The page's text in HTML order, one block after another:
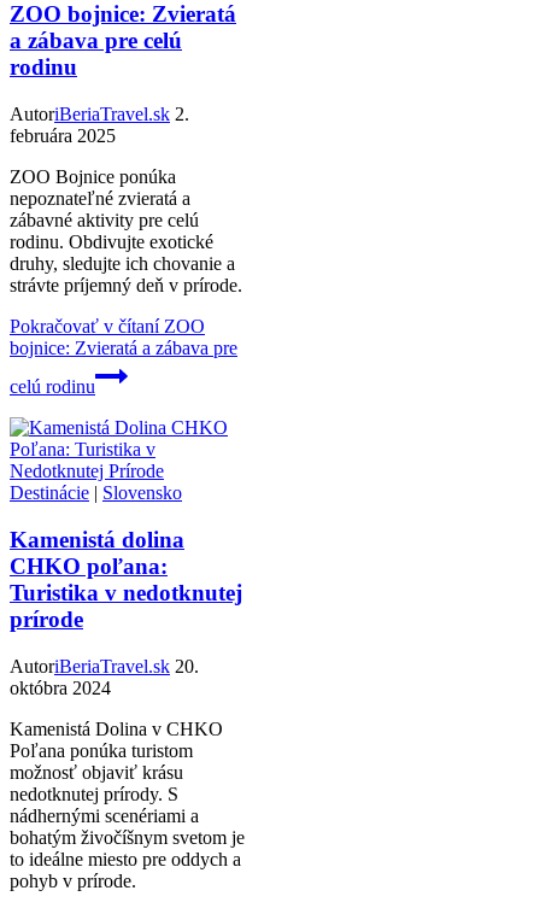
ZOO bojnice: Zvieratá
a zábava pre celú
rodinu
AutoriBeriaTravel.sk 2.
februára 2025
ZOO Bojnice ponúka
nepoznateľné zvieratá a
zábavné aktivity pre celú
rodinu. Obdivujte exotické
druhy, sledujte ich chovanie a
strávte príjemný deň v prírode.
Pokračovať v čítaníZOO
bojnice: Zvieratá a zábava pre
celú rodinu
Destinácie | Slovensko
Kamenistá dolina
CHKO poľana:
Turistika v nedotknutej
prírode
AutoriBeriaTravel.sk 20.
októbra 2024
Kamenistá Dolina v CHKO
Poľana ponúka turistom
možnosť objaviť krásu
nedotknutej prírody. S
nádhernými scenériami a
bohatým živočíšnym svetom je
to ideálne miesto pre oddych a
pohyb v prírode.